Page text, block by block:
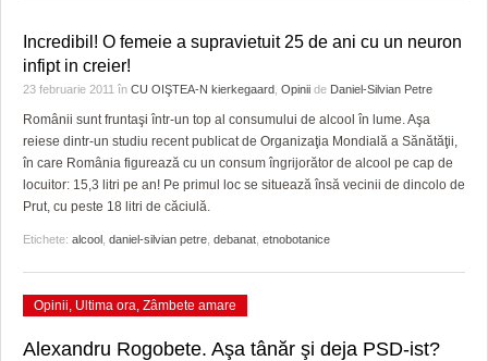
Incredibil! O femeie a supravietuit 25 de ani cu un neuron
infipt in creier!
23 februarie 2011 în CU OIŞTEA-N kierkegaard Opinii de Daniel-Silvian Petre
Românii sunt fruntaşi într-un top al consumului de alcool în lume. Aşa
reiese dintr-un studiu recent publicat de Organizaţia Mondială a Sănătăţii,
în care România figurează cu un consum îngrijorător de alcool pe cap de
locuitor: 15,3 litri pe an! Pe primul loc se situează însă vecinii de dincolo de
Prut, cu peste 18 litri de căciulă.
Etichete: alcool daniel-silvian petre debanat etnobotanice
Opinii, Ultima ora, Zâmbete amare
Alexandru Rogobete. Aşa tânăr şi deja PSD-ist?